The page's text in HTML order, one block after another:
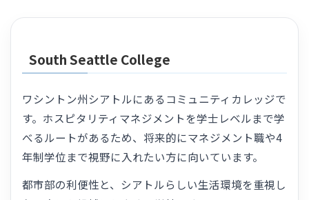
South Seattle College
ワシントン州シアトルにあるコミュニティカレッジで
す。ホスピタリティマネジメントを学士レベルまで学
べるルートがあるため、将来的にマネジメント職や4
年制学位まで視野に入れたい方に向いています。
都市部の利便性と、シアトルらしい生活環境を重視し